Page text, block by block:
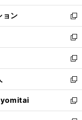
開
く
ウ
で
開
く
ン
ド
ウ
で
開
く
ウ
ィ
ン
ド
ウ
で
開
く
ョン
新
し
い
ウ
ィ
ン
ド
ウ
で
開
新
し
い
ウ
ィ
ン
ド
ウ
新
し
い
ウ
ィ
ン
新
し
い
ウ
yomitai
新
し